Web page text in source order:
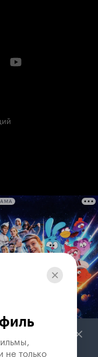
не только